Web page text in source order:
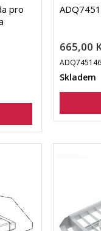
pro
665,00
Skladem